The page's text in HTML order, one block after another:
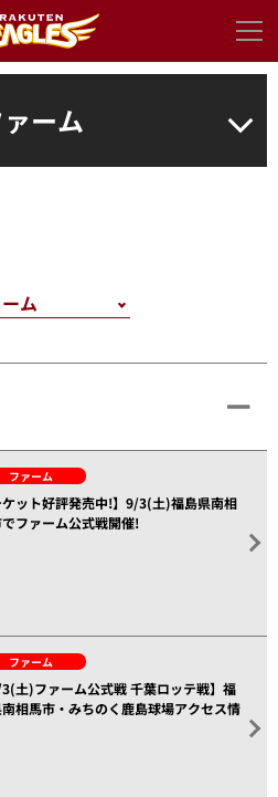
ーム
ファーム
ケット好評発売中!】9/3(土)福島県南相
ファーム公式戦開催!
ファーム
3(土)ファーム公式戦 千葉ロッテ戦】福
相馬市・みちのく鹿島球場アクセス情